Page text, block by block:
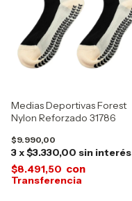
Medias Deportivas Forest
Nylon Reforzado 31786
$9.990,00
3 x$3.330,00 sin interés
$8.491,50 con